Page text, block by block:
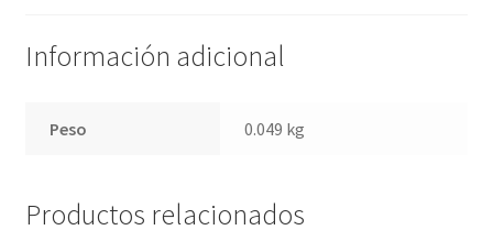
Información adicional
Peso 0.049 kg
Productos relacionados